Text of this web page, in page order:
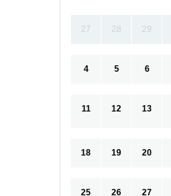
27 28 29
4 5 6
11 12 13
18 19 20
25 26 27